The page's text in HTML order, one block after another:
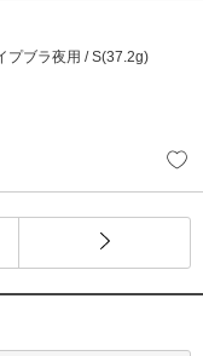
プブラ夜用 / S(37.2g)